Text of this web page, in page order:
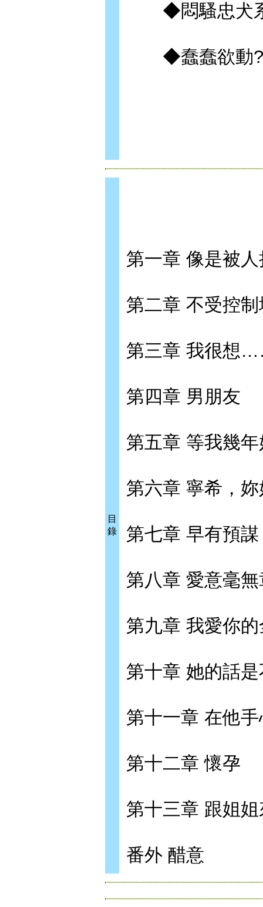
◆悶騷忠犬系
◆蠢蠢欲動
目
錄
第一章 像是被
第二章 不受控
第三章 我很想
第四章 男朋友
第五章 等我幾
第六章 寧希，
第七章 早有預謀
第八章 愛意毫
第九章 我愛你
第十章 她的話
第十一章 在他
第十二章 懷孕
第十三章 跟姐
番外 醋意